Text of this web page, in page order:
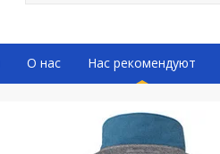
О нас Нас рекомендуют